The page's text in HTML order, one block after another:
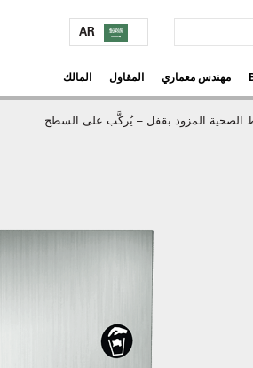
AR
مهندس معماري المقاول المالك
الصحية المزود بقفل – يُركَّب على السطح